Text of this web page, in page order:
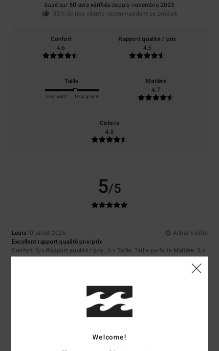
basé sur 50 avis vérifiésdepuis novembre 2025
82% de nos clients recommandent ce produit
Confort
4.6
Rapport qualité / prix
4.5
Taille
Trop petit Trop grand
Matière
4.7
Coloris
4.8
5/5
Louis10 juillet 2026
Achat vérifié
Excellent rapport qualité prix/prix
Confort: 5/5 Rapport qualité / prix: 5/5 Taille: Taille parfaite Matière: 5/5
Coloris: 5
5/5
Welcome!